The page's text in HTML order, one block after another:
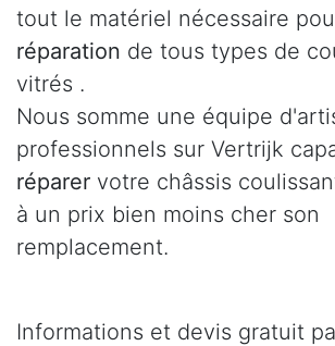
tout le matériel nécessaire
réparation de tous types de
vitrés .
Nous somme une équipe
professionnels sur Vertrijk
réparer votre châssis
à un prix bien moins cher son
remplacement.
Informations et devis gratuit